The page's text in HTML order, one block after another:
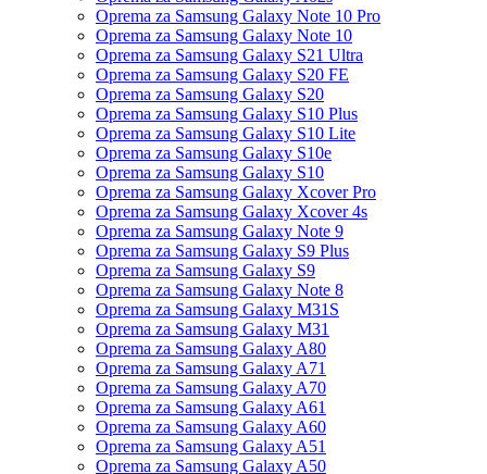
Oprema za Samsung Galaxy Note 10 Pro
Oprema za Samsung Galaxy Note 10
Oprema za Samsung Galaxy S21 Ultra
Oprema za Samsung Galaxy S20 FE
Oprema za Samsung Galaxy S20
Oprema za Samsung Galaxy S10 Plus
Oprema za Samsung Galaxy S10 Lite
Oprema za Samsung Galaxy S10e
Oprema za Samsung Galaxy S10
Oprema za Samsung Galaxy Xcover Pro
Oprema za Samsung Galaxy Xcover 4s
Oprema za Samsung Galaxy Note 9
Oprema za Samsung Galaxy S9 Plus
Oprema za Samsung Galaxy S9
Oprema za Samsung Galaxy Note 8
Oprema za Samsung Galaxy M31S
Oprema za Samsung Galaxy M31
Oprema za Samsung Galaxy A80
Oprema za Samsung Galaxy A71
Oprema za Samsung Galaxy A70
Oprema za Samsung Galaxy A61
Oprema za Samsung Galaxy A60
Oprema za Samsung Galaxy A51
Oprema za Samsung Galaxy A50